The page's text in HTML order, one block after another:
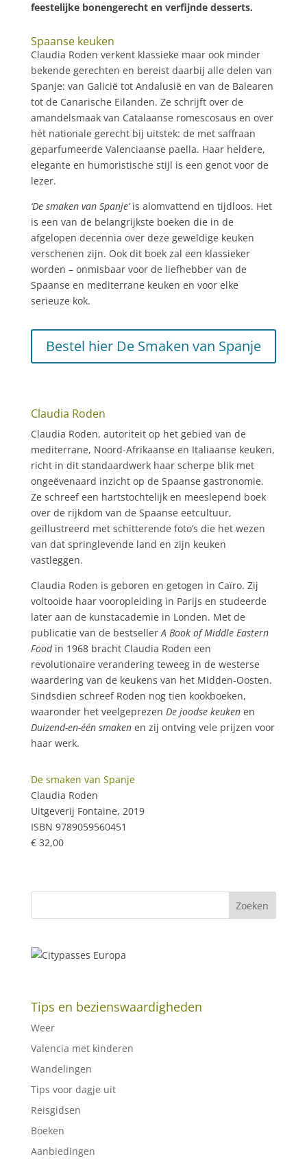
feestelijke bonengerecht en verfijnde desserts.
Spaanse keuken
Claudia Roden verkent klassieke maar ook minder
bekende gerechten en bereist daarbij alle delen van
Spanje: van Galicië tot Andalusië en van de Balearen
tot de Canarische Eilanden. Ze schrijft over de
amandelsmaak van Catalaanse romescosaus en over
hét nationale gerecht bij uitstek: de met saffraan
geparfumeerde Valenciaanse paella. Haar heldere,
elegante en humoristische stijl is een genot voor de
lezer.
‘De smaken van Spanje’is alomvattend en tijdloos. Het
is een van de belangrijkste boeken die in de
afgelopen decennia over deze geweldige keuken
verschenen zijn. Ook dit boek zal een klassieker
worden – onmisbaar voor de liefhebber van de
Spaanse en mediterrane keuken en voor elke
serieuze kok.
Bestel hier De Smaken van Spanje
Claudia Roden
Claudia Roden, autoriteit op het gebied van de
mediterrane, Noord-Afrikaanse en Italiaanse keuken,
richt in dit standaardwerk haar scherpe blik met
ongeëvenaard inzicht op de Spaanse gastronomie.
Ze schreef een hartstochtelijk en meeslepend boek
over de rijkdom van de Spaanse eetcultuur,
geïllustreerd met schitterende foto’s die het wezen
van dat springlevende land en zijn keuken
vastleggen.
Claudia Roden is geboren en getogen in Caïro. Zij
voltooide haar vooropleiding in Parijs en studeerde
later aan de kunstacademie in Londen. Met de
publicatie van de bestsellerA Book of Middle Eastern
Foodin 1968 bracht Claudia Roden een
revolutionaire verandering teweeg in de westerse
waardering van de keukens van het Midden-Oosten.
Sindsdien schreef Roden nog tien kookboeken,
waaronder het veelgeprezen De joodse keukenen
Duizend-en-één smakenen zij ontving vele prijzen voor
haar werk.
De smaken van Spanje
Claudia Roden
Uitgeverij Fontaine, 2019
ISBN 9789059560451
€ 32,00
Tips en bezienswaardigheden
Weer
Valencia met kinderen
Wandelingen
Tips voor dagje uit
Reisgidsen
Boeken
Aanbiedingen